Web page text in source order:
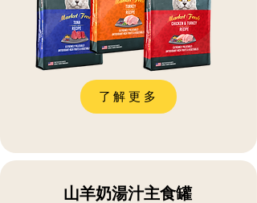
了解更多
山羊奶湯汁主食罐